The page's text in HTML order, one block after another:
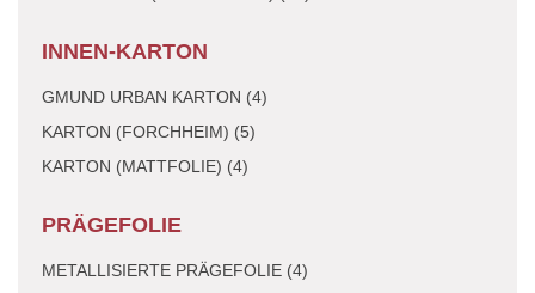
INNEN-KARTON
GMUND URBAN KARTON (4)
KARTON (FORCHHEIM) (5)
KARTON (MATTFOLIE) (4)
PRÄGEFOLIE
METALLISIERTE PRÄGEFOLIE (4)